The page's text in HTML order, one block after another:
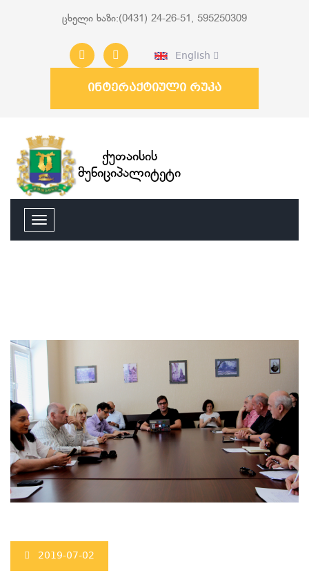
ცხელი ხაზი:(0431) 24-26-51, 595250309
English
ინტერაქტიული რუკა
ქუთაისის
მუნიციპალიტეტი
2019-07-02